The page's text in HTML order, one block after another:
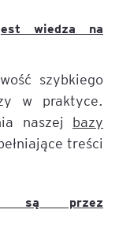
wiedza na
szybkiego
w praktyce.
naszej bazy
treści
są przez